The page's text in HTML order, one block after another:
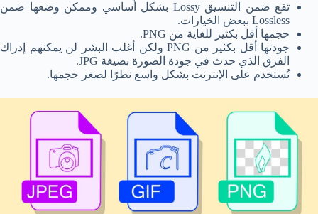
تقع ضمن التنسيق Lossy بشكل أساسي وممكن وضعها ضمن
Lossless ببعض الخيارات.
حجمها أقل بكثير للغاية من PNG.
جودتها أقل بكثير من PNG ولكن أغلب البشر لن يمكنهم إدراك
الفرق الذي حدث في جودة الصورة بصيغة JPG.
تُستخدم على الإنترنت بشكل واسع نظرًا لصغر حجمها.